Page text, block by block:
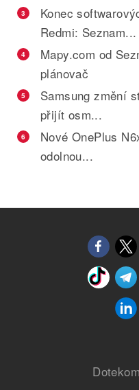
3
Konec
Redmi: Seznam...
4
Mapy.com od
plánovač
5
Samsung změní
přijít osm...
6
Nové OnePlus
odolnou...